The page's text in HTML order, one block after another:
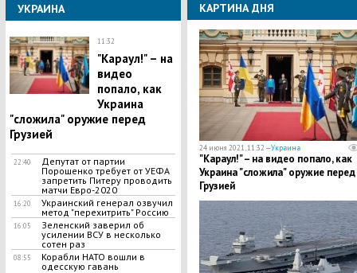
УКРАИНА
11:32
"Караул!" – на
видео
попало, как
Украина
"сложила" оружие перед
Грузией
22:40
Депутат от партии
Порошенко требует от УЕФА
запретить Питеру проводить
матчи Евро-2020
16:20
Украинский генерал озвучил
метод "перехитрить" Россию
16:05
Зеленский заверил об
усилении ВСУ в несколько
сотен раз
08:55
Корабли НАТО вошли в
одесскую гавань
КАРТИНА ДНЯ
24 июня 2021, 11:32 —Украина
"Караул!" – на видео попало, как
Украина "сложила" оружие перед
Грузией